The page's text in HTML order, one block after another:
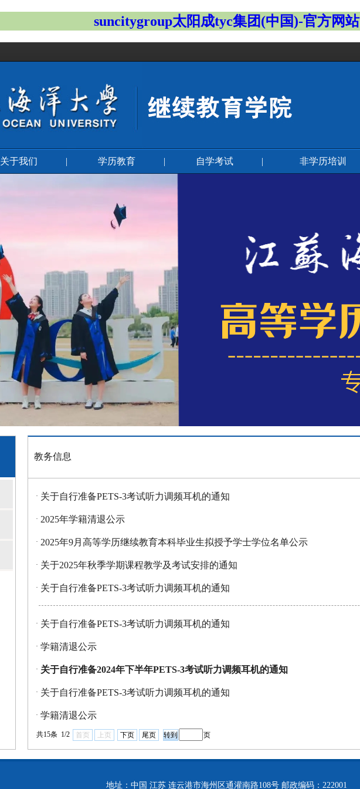
suncitygroup太阳成tyc集团(中国)-官方网站
关于我们 | 学历教育 | 自学考试 | 非学历培训
教务信息
· 关于自行准备PETS-3考试听力调频耳机的通知
· 2025年学籍清退公示
· 2025年9月高等学历继续教育本科毕业生拟授予学士学位名单公示
· 关于2025年秋季学期课程教学及考试安排的通知
· 关于自行准备PETS-3考试听力调频耳机的通知
· 关于自行准备PETS-3考试听力调频耳机的通知
· 学籍清退公示
· 关于自行准备2024年下半年PETS-3考试听力调频耳机的通知
· 关于自行准备PETS-3考试听力调频耳机的通知
· 学籍清退公示
共15条 1/2 首页 上页 下页 尾页 页
地址：中国 江苏 连云港市海州区通灌南路108号 邮政编码：222001